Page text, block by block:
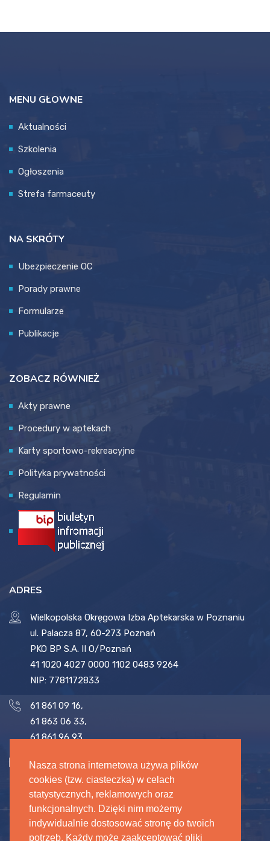
Nasza strona internetowa używa plików
cookies (tzw. ciasteczka) w celach
statystycznych, reklamowych oraz
funkcjonalnych. Dzięki nim możemy
indywidualnie dostosować stronę do twoich
potrzeb. Każdy może zaakceptować pliki
MENU GŁOWNE
Aktualności
Szkolenia
Ogłoszenia
Strefa farmaceuty
NA SKRÓTY
Ubezpieczenie OC
Porady prawne
Formularze
Publikacje
ZOBACZ RÓWNIEŻ
Akty prawne
Procedury w aptekach
Karty sportowo-rekreacyjne
Polityka prywatności
Regulamin
ADRES
Wielkopolska Okręgowa Izba Aptekarska w Poznaniu
ul. Palacza 87, 60-273 Poznań
PKO BP S.A. II O/Poznań
41 1020 4027 0000 1102 0483 9264
NIP: 7781172833
61 861 09 16,
61 863 06 33,
61 861 96 93
biuro@woia.pl ,sekretariat@woia.pl